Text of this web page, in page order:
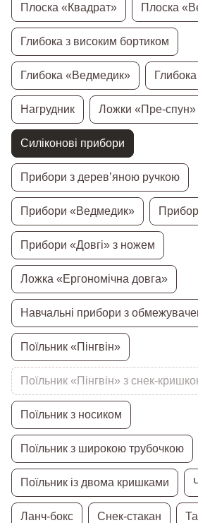
Плоска «Квадрат» Плоска
Глибока з високим бортиком
Глибока «Ведмедик»
Нагрудник Ложки «Пре-спун»
Силіконові прибори
Прибори з дерев’яною ручкою
Прибори «Ведмедик»
Прибори «Довгі» з ножем
Ложка «Ергономічна довга»
Навчальні прибори з
Поїльник «Пінгвін»
Поїльник «Пінгвін» з снек-
Поїльник з носиком
Поїльник з широкою трубочкою
Поїльник із двома кришками
Ланч-бокс Снек-стакан